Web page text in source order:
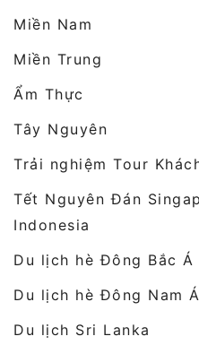
Miền Nam
Miền Trung
Ẩm Thực
Tây Nguyên
Trải nghiệm Tour
Tết Nguyên Đán
Indonesia
Du lịch hè Đông Bắc Á
Du lịch hè Đông Nam Á
Du lịch Sri Lanka